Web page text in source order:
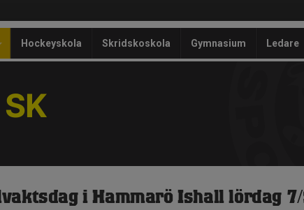
Hockeyskola Skridskoskola Gymnasium Ledare
i Hammarö Ishall lördag